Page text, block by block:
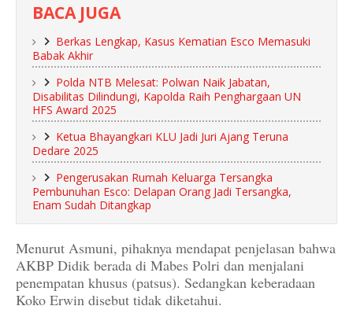
BACA JUGA
Berkas Lengkap, Kasus Kematian Esco Memasuki
Babak Akhir
Polda NTB Melesat: Polwan Naik Jabatan,
Disabilitas Dilindungi, Kapolda Raih Penghargaan UN
HFS Award 2025
Ketua Bhayangkari KLU Jadi Juri Ajang Teruna
Dedare 2025
Pengerusakan Rumah Keluarga Tersangka
Pembunuhan Esco: Delapan Orang Jadi Tersangka,
Enam Sudah Ditangkap
Menurut Asmuni, pihaknya mendapat penjelasan bahwa
AKBP Didik berada di Mabes Polri dan menjalani
penempatan khusus (patsus). Sedangkan keberadaan
Koko Erwin disebut tidak diketahui.